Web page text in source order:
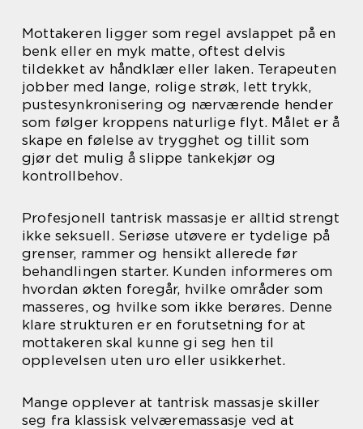
Mottakeren ligger som regel avslappet på en
benk eller en myk matte, oftest delvis
tildekket av håndklær eller laken. Terapeuten
jobber med lange, rolige strøk, lett trykk,
pustesynkronisering og nærværende hender
som følger kroppens naturlige flyt. Målet er å
skape en følelse av trygghet og tillit som
gjør det mulig å slippe tankekjør og
kontrollbehov.
Profesjonell tantrisk massasje er alltid strengt
ikke seksuell. Seriøse utøvere er tydelige på
grenser, rammer og hensikt allerede før
behandlingen starter. Kunden informeres om
hvordan økten foregår, hvilke områder som
masseres, og hvilke som ikke berøres. Denne
klare strukturen er en forutsetning for at
mottakeren skal kunne gi seg hen til
opplevelsen uten uro eller usikkerhet.
Mange opplever at tantrisk massasje skiller
seg fra klassisk velværemassasje ved at